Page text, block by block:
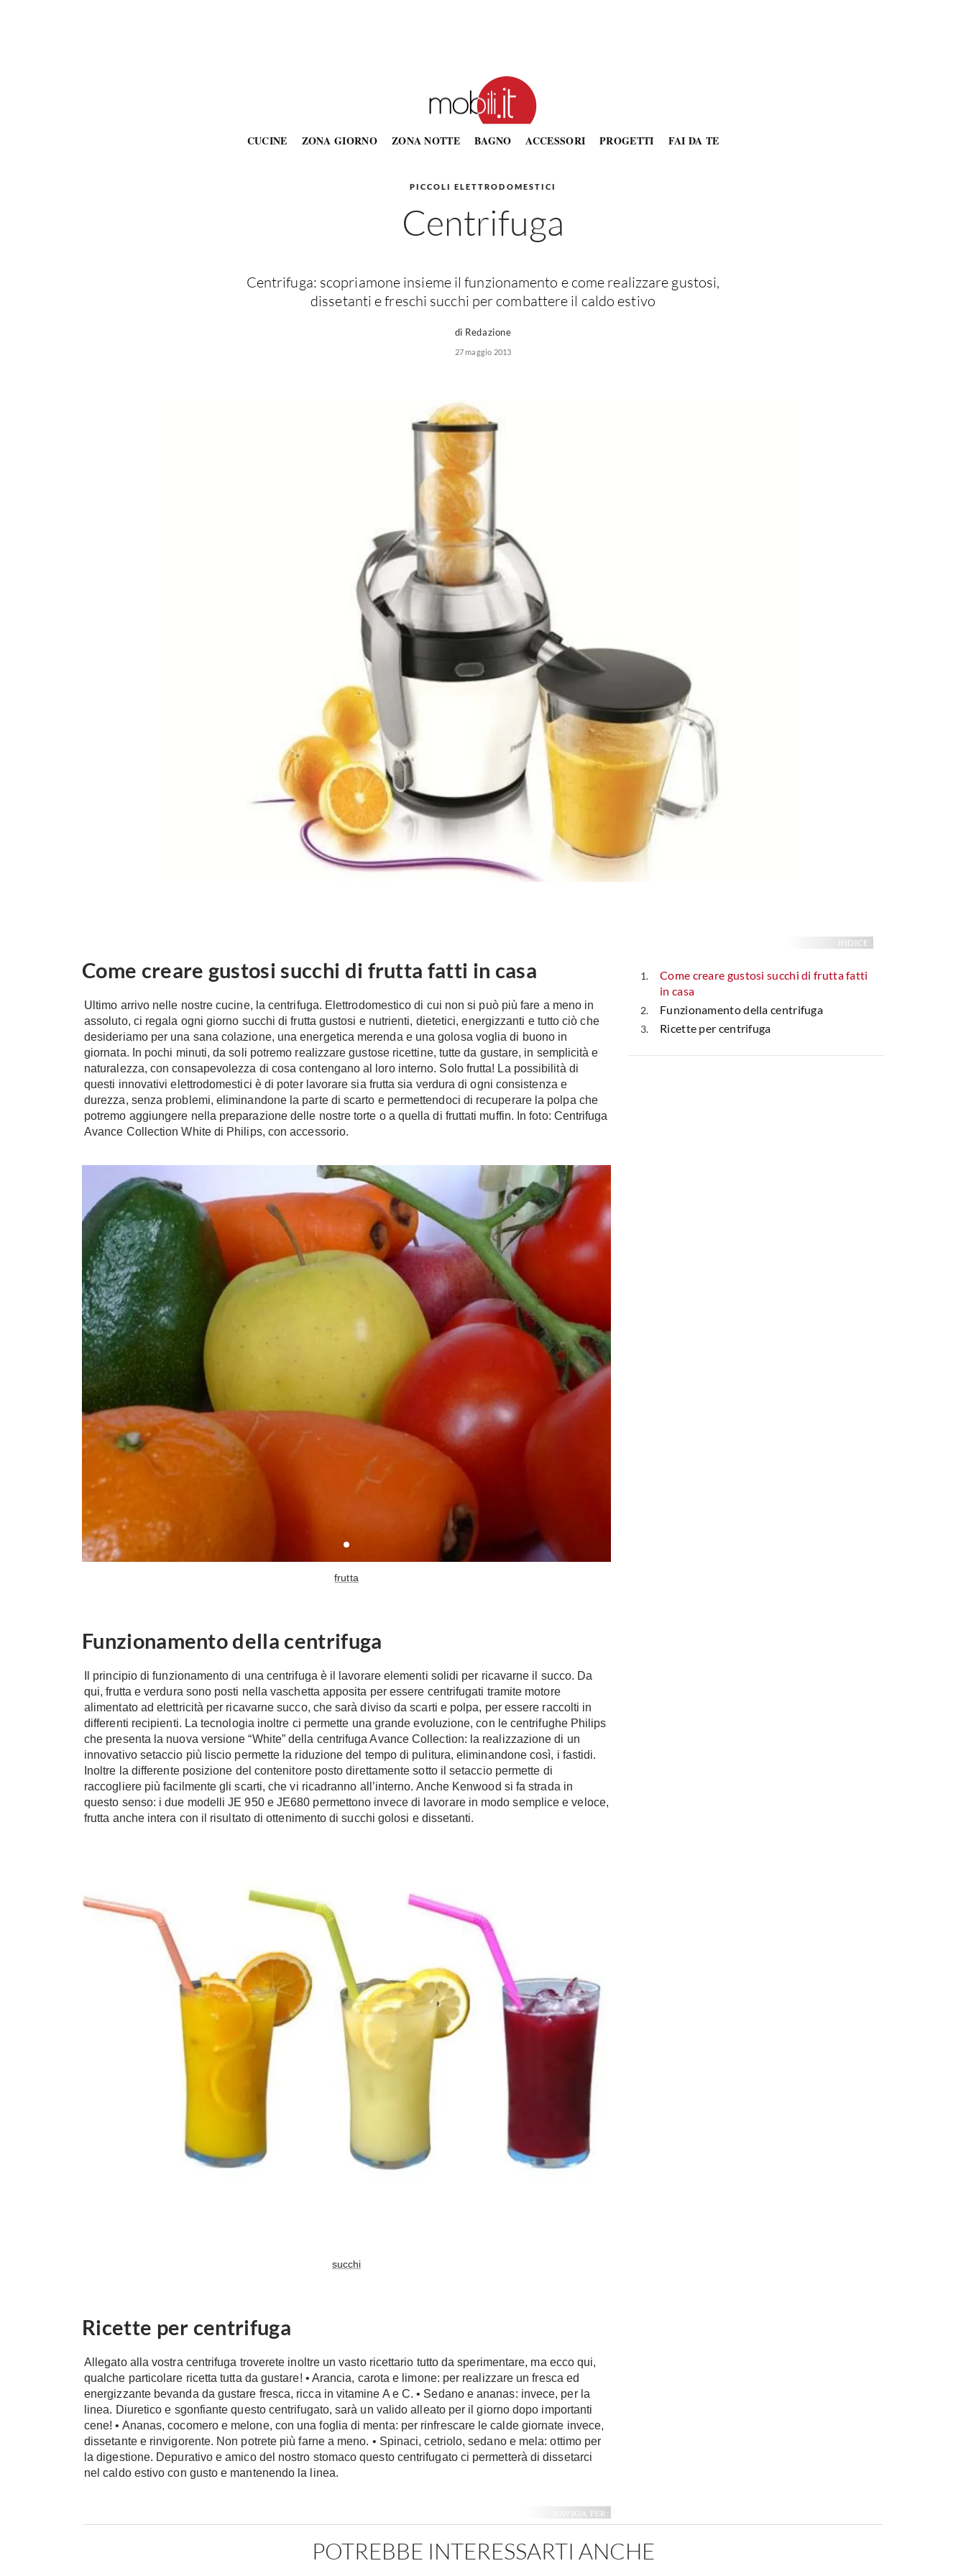
CUCINE ZONA GIORNO ZONA NOTTE BAGNO ACCESSORI PROGETTI FAI DA TE
PICCOLI ELETTRODOMESTICI
Centrifuga
Centrifuga: scopriamone insieme il funzionamento e come realizzare gustosi,
dissetanti e freschi succhi per combattere il caldo estivo
di Redazione
27 maggio 2013
Come creare gustosi succhi di frutta fatti in casa
Ultimo arrivo nelle nostre cucine, la centrifuga. Elettrodomestico di cui non si può più fare a meno in
assoluto, ci regala ogni giorno succhi di frutta gustosi e nutrienti, dietetici, energizzanti e tutto ciò che
desideriamo per una sana colazione, una energetica merenda e una golosa voglia di buono in
giornata. In pochi minuti, da soli potremo realizzare gustose ricettine, tutte da gustare, in semplicità e
naturalezza, con consapevolezza di cosa contengano al loro interno. Solo frutta! La possibilità di
questi innovativi elettrodomestici è di poter lavorare sia frutta sia verdura di ogni consistenza e
durezza, senza problemi, eliminandone la parte di scarto e permettendoci di recuperare la polpa che
potremo aggiungere nella preparazione delle nostre torte o a quella di fruttati muffin. In foto: Centrifuga
Avance Collection White di Philips, con accessorio.
frutta
Funzionamento della centrifuga
Il principio di funzionamento di una centrifuga è il lavorare elementi solidi per ricavarne il succo. Da
qui, frutta e verdura sono posti nella vaschetta apposita per essere centrifugati tramite motore
alimentato ad elettricità per ricavarne succo, che sarà diviso da scarti e polpa, per essere raccolti in
differenti recipienti. La tecnologia inoltre ci permette una grande evoluzione, con le centrifughe Philips
che presenta la nuova versione “White” della centrifuga Avance Collection: la realizzazione di un
innovativo setaccio più liscio permette la riduzione del tempo di pulitura, eliminandone così, i fastidi.
Inoltre la differente posizione del contenitore posto direttamente sotto il setaccio permette di
raccogliere più facilmente gli scarti, che vi ricadranno all’interno. Anche Kenwood si fa strada in
questo senso: i due modelli JE 950 e JE680 permettono invece di lavorare in modo semplice e veloce,
frutta anche intera con il risultato di ottenimento di succhi golosi e dissetanti.
succhi
Ricette per centrifuga
Allegato alla vostra centrifuga troverete inoltre un vasto ricettario tutto da sperimentare, ma ecco qui,
qualche particolare ricetta tutta da gustare! • Arancia, carota e limone: per realizzare un fresca ed
energizzante bevanda da gustare fresca, ricca in vitamine A e C. • Sedano e ananas: invece, per la
linea. Diuretico e sgonfiante questo centrifugato, sarà un valido alleato per il giorno dopo importanti
cene! • Ananas, cocomero e melone, con una foglia di menta: per rinfrescare le calde giornate invece,
dissetante e rinvigorente. Non potrete più farne a meno. • Spinaci, cetriolo, sedano e mela: ottimo per
la digestione. Depurativo e amico del nostro stomaco questo centrifugato ci permetterà di dissetarci
nel caldo estivo con gusto e mantenendo la linea.
NAVIGA PER:
INDICE:
Come creare gustosi succhi di frutta fatti
in casa
Funzionamento della centrifuga
Ricette per centrifuga
POTREBBE INTERESSARTI ANCHE